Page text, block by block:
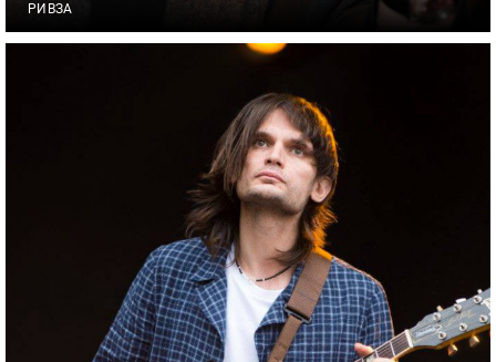
РИВЗА